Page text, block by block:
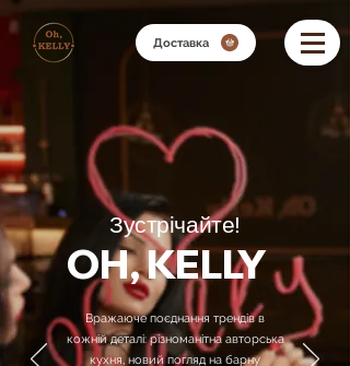
Доставка
Зустрічайте!
OH, KELLY
Вражаюче поєднання трендів в
кожній деталі: різноманітна авторська
кухня, новий погляд на барну